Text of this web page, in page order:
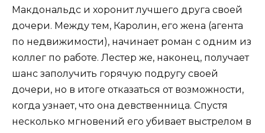
Макдональдс и хоронит лучшего друга своей
дочери. Между тем, Каролин, его жена (агента
по недвижимости), начинает роман с одним из
коллег по работе. Лестер же, наконец, получает
шанс заполучить горячую подругу своей
дочери, но в итоге отказаться от возможности,
когда узнает, что она девственница. Спустя
несколько мгновений его убивает выстрелом в